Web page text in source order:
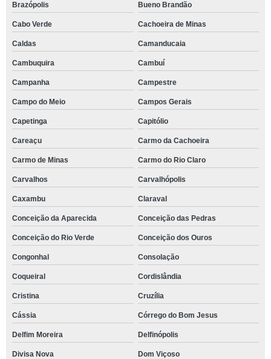
Brazópolis Bueno Brandão
Cabo Verde Cachoeira de Minas
Caldas Camanducaia
Cambuquira Cambuí
Campanha Campestre
Campo do Meio Campos Gerais
Capetinga Capitólio
Careaçu Carmo da Cachoeira
Carmo de Minas Carmo do Rio Claro
Carvalhos Carvalhópolis
Caxambu Claraval
Conceição da Aparecida Conceição das Pedras
Conceição do Rio Verde Conceição dos Ouros
Congonhal Consolação
Coqueiral Cordislândia
Cristina Cruzília
Cássia Córrego do Bom Jesus
Delfim Moreira Delfinópolis
Divisa Nova Dom Viçoso